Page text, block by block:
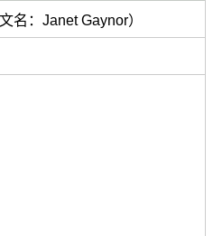
名：Janet Gaynor）